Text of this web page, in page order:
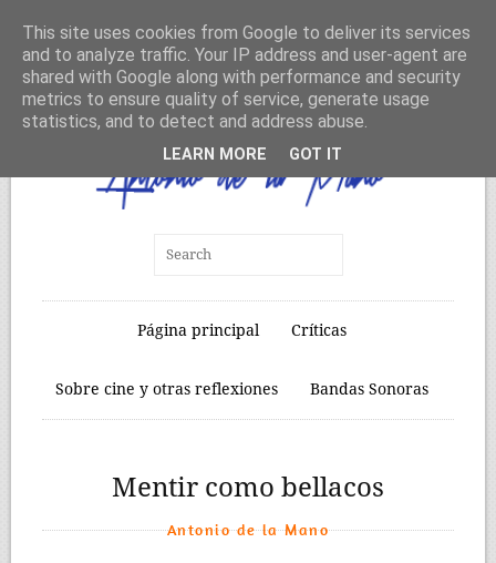
Página principal Críticas
Sobre cine y otras reflexiones Bandas Sonoras
Mentir como bellacos
Antonio de la Mano
This site uses cookies from Google to deliver its services
and to analyze traffic. Your IP address and user-agent are
shared with Google along with performance and security
metrics to ensure quality of service, generate usage
statistics, and to detect and address abuse.
LEARN MORE GOT IT